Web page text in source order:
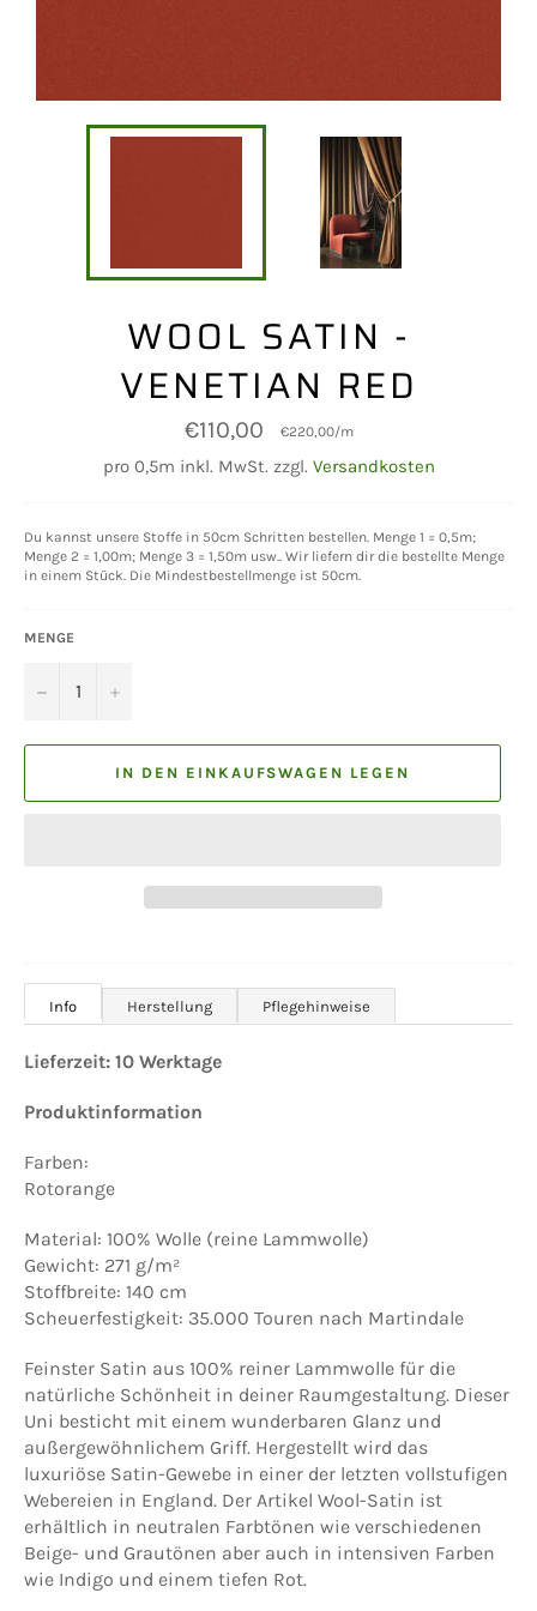
WOOL SATIN -
VENETIAN RED
Normaler
Preis
€110,00 €220,00/m
pro 0,5m inkl. MwSt. zzgl. Versandkosten
Du kannst unsere Stoffe in 50cm Schritten bestellen. Menge 1 = 0,5m;
Menge 2 = 1,00m; Menge 3 = 1,50m usw.. Wir liefern dir die bestellte Menge
in einem Stück. Die Mindestbestellmenge ist 50cm.
MENGE
− +
IN DEN EINKAUFSWAGEN LEGEN
Info Herstellung Pflegehinweise
Lieferzeit: 10 Werktage
Produktinformation
Farben:
Rotorange
Material: 100% Wolle (reine Lammwolle)
Gewicht: 271 g/m²
Stoffbreite: 140 cm
Scheuerfestigkeit: 35.000 Touren nach Martindale
Feinster Satin aus 100% reiner Lammwolle für die
natürliche Schönheit in deiner Raumgestaltung. Dieser
Uni besticht mit einem wunderbaren Glanz und
außergewöhnlichem Griff. Hergestellt wird das
luxuriöse Satin-Gewebe in einer der letzten vollstufigen
Webereien in England. Der Artikel Wool-Satin ist
erhältlich in neutralen Farbtönen wie verschiedenen
Beige- und Grautönen aber auch in intensiven Farben
wie Indigo und einem tiefen Rot.